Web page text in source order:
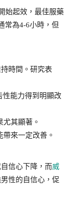
始起效，最佳服藥
常為4-6小時，但
時間。研究表
性能力得到明顯改
其顯著。
來一定改善。
信心下降，而威
性的自信心，促